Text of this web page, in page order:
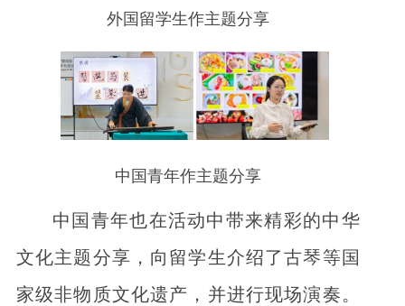
外国留学生作主题分享
中国青年作主题分享
中国青年也在活动中带来精彩的中华
文化主题分享，向留学生介绍了古琴等国
家级非物质文化遗产，并进行现场演奏。